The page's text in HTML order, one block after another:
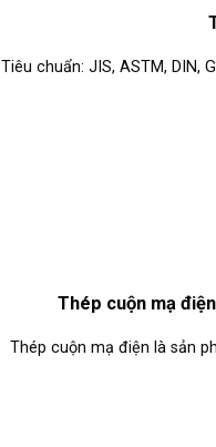
Tiêu chuẩn: JIS, ASTM, DIN,
Thép cuộn mạ
Thép cuộn mạ điện là sản